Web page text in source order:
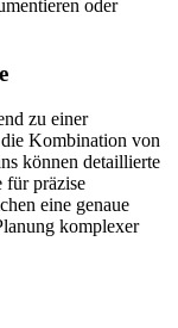
oder
zu einer
Kombination von
können detaillierte
für präzise
eine genaue
komplexer